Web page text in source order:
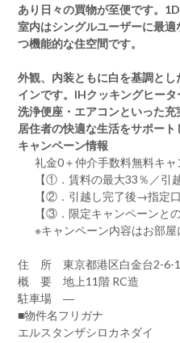
あり日々の買物が至便です。
室内はシングルユーザーに最
つ機能的な住空間です。
外観、内装ともに白を基調と
インです。IHクッキングヒー
洗浄便座・エアコンといった充
居住者の快適な生活をサポート
キャンペーン情報
礼金0＋仲介手数料無料キャ
【①．賃料の最大33％／引
【②．引越し完了後→指定口
【③．限定キャンペーンと
※キャンペーン内容はお部屋
住 所 東京都港区白金台2-6-
概 要 地上11階 RC造
駐車場 ―
■物件名フリガナ
エルスタンザシロカネダイ